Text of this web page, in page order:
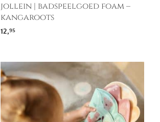
jollein | badspeelgoed foam –
kangaroots
12,95